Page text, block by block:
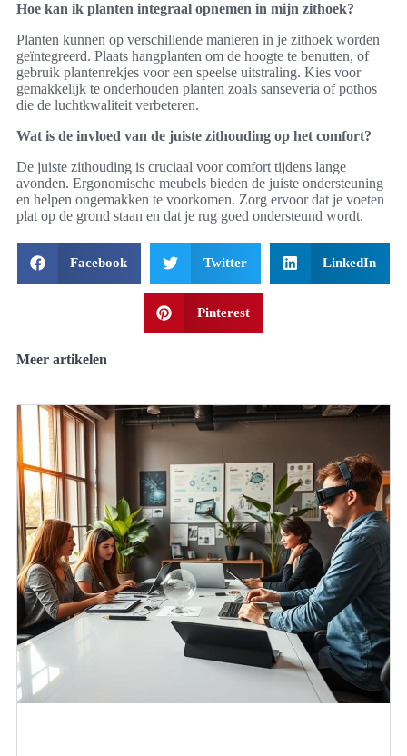
Hoe kan ik planten integraal opnemen in mijn zithoek?
Planten kunnen op verschillende manieren in je zithoek worden
geïntegreerd. Plaats hangplanten om de hoogte te benutten, of
gebruik plantenrekjes voor een speelse uitstraling. Kies voor
gemakkelijk te onderhouden planten zoals sanseveria of pothos
die de luchtkwaliteit verbeteren.
Wat is de invloed van de juiste zithouding op het comfort?
De juiste zithouding is cruciaal voor comfort tijdens lange
avonden. Ergonomische meubels bieden de juiste ondersteuning
en helpen ongemakken te voorkomen. Zorg ervoor dat je voeten
plat op de grond staan en dat je rug goed ondersteund wordt.
Facebook Twitter LinkedIn
Pinterest
Meer artikelen